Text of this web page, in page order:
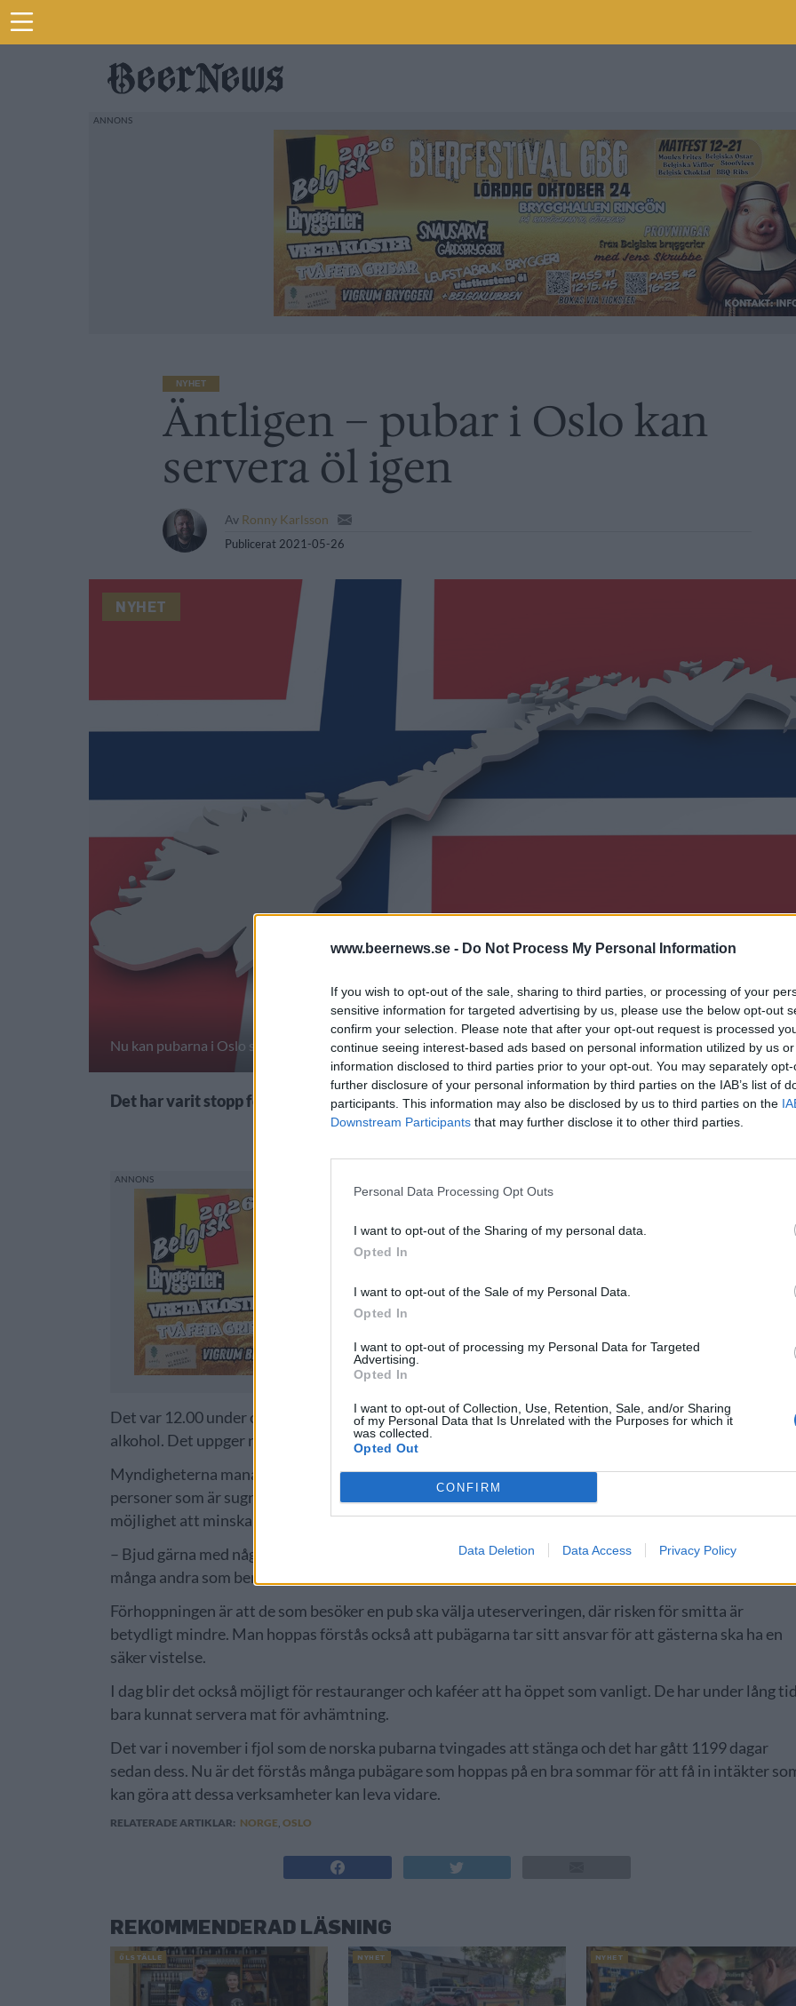
www.beernews.se - Do Not Process My Personal Information
If you wish to opt-out of the sale, sharing to third parties, or processing of your
sensitive information for targeted advertising by us, please use the below opt-out
confirm your selection. Please note that after your opt-out request is processed
continue seeing interest-based ads based on personal information utilized by us
information disclosed to third parties prior to your opt-out. You may separately
further disclosure of your personal information by third parties on the IAB’s list of
participants. This information may also be disclosed by us to third parties on the
Downstream Participants that may further disclose it to other third parties.
Personal Data Processing Opt Outs
I want to opt-out of the Sharing of my personal data.
Opted In
I want to opt-out of the Sale of my Personal Data.
Opted In
I want to opt-out of processing my Personal Data for Targeted
Advertising.
Opted In
I want to opt-out of Collection, Use, Retention, Sale, and/or Sharing
of my Personal Data that Is Unrelated with the Purposes for which it
was collected.
Opted Out
CONFIRM
Data Deletion Data Access Privacy Policy
NYHET
Äntligen – pubar i Oslo kan
servera öl igen
Av Ronny Karlsson
Publicerat 2021-05-26
NYHET
Nu kan pubarna i Oslo servera öl igen.Foto:Pixabay.
Det har varit stopp för alkoholservering sedan november i fjol. Men nu öppnar pubarna i Oslo
Det var 12.00 under onsdagen som pubar i Oslo återigen fick öppna dörrarna och börja att servera
alkohol. Det uppger nyhetsbyrån TT.
Myndigheterna manar Osloborna till försiktighet, men räknar förstås med att det finns en hel del
personer som är sugna på att dricka öl öl på en pub igen. Man konstaterar också att öppningen ger en
möjlighet att minska den ensamhet som många hamnat i under pandemin.
– Bjud gärna med någon som har varit mycket ensam under pandemin och som kanske inte har så
många andra som ber dem att följa med, säger hälsoborgarrådet Robert Steen till TT.
Förhoppningen är att de som besöker en pub ska välja uteserveringen, där risken för smitta är
betydligt mindre. Man hoppas förstås också att pubägarna tar sitt ansvar för att gästerna ska ha en
säker vistelse.
I dag blir det också möjligt för restauranger och kaféer att ha öppet som vanligt. De har under lång
bara kunnat servera mat för avhämtning.
Det var i november i fjol som de norska pubarna tvingades att stänga och det har gått 1199 dagar
sedan dess. Nu är det förstås många pubägare som hoppas på en bra sommar för att få in intäkter
kan göra att dessa verksamheter kan leva vidare.
RELATERADE ARTIKLAR: NORGE ,OSLO
REKOMMENDERAD LÄSNING
ÖLSTÄLLE NYHET NYHET